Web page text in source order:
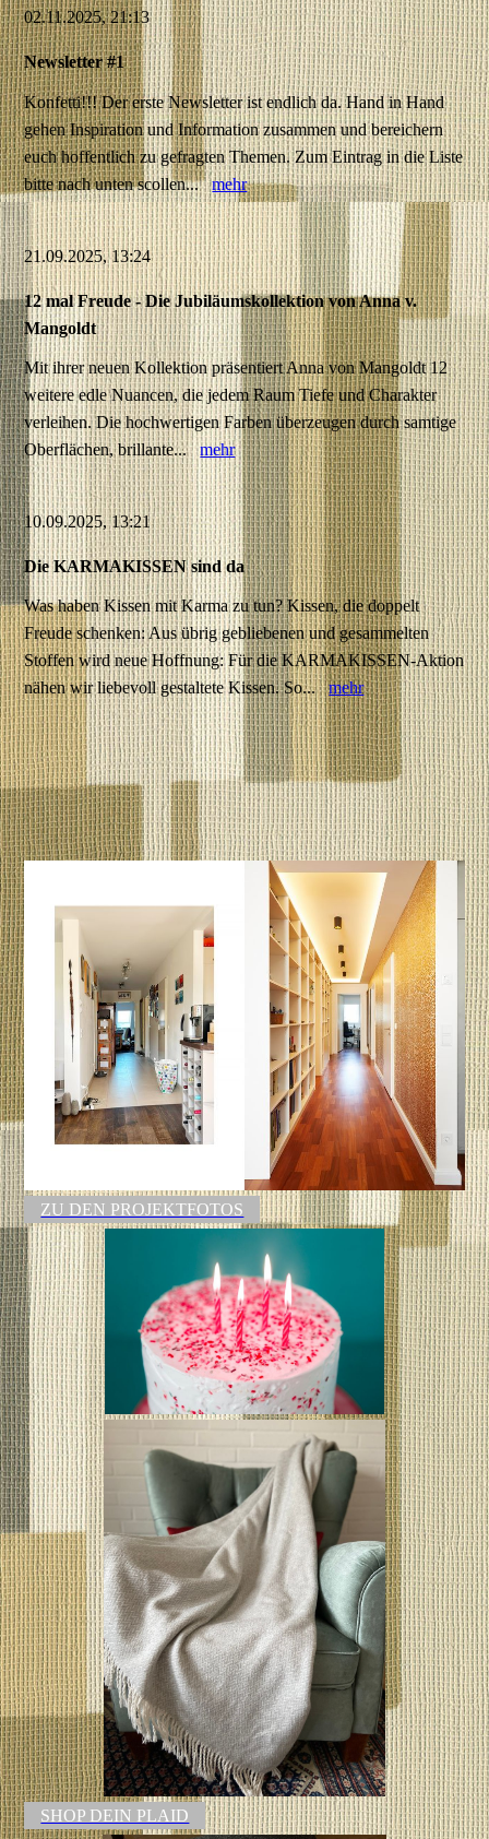
02.11.2025, 21:13
Newsletter #1
Konfetti!!! Der erste Newsletter ist endlich da. Hand in Hand
gehen Inspiration und Information zusammen und bereichern
euch hoffentlich zu gefragten Themen. Zum Eintrag in die Liste
bitte nach unten scollen...mehr
21.09.2025, 13:24
12 mal Freude - Die Jubiläumskollektion von Anna v.
Mangoldt
Mit ihrer neuen Kollektion präsentiert Anna von Mangoldt 12
weitere edle Nuancen, die jedem Raum Tiefe und Charakter
verleihen. Die hochwertigen Farben überzeugen durch samtige
Oberflächen, brillante...mehr
10.09.2025, 13:21
Die KARMAKISSEN sind da
Was haben Kissen mit Karma zu tun? Kissen, die doppelt
Freude schenken: Aus übrig gebliebenen und gesammelten
Stoffen wird neue Hoffnung: Für die KARMAKISSEN-Aktion
nähen wir liebevoll gestaltete Kissen. So...mehr
ZU DEN PROJEKTFOTOS
SHOP DEIN PLAID